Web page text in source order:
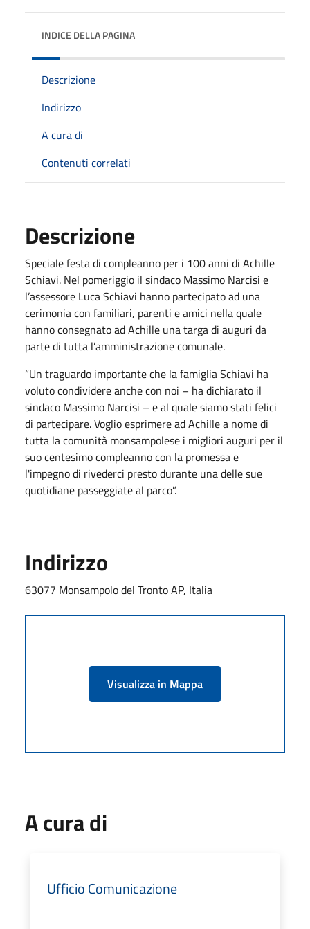
INDICE DELLA PAGINA
Descrizione
Indirizzo
A cura di
Contenuti correlati
Descrizione
Speciale festa di compleanno per i 100 anni di Achille
Schiavi. Nel pomeriggio il sindaco Massimo Narcisi e
l’assessore Luca Schiavi hanno partecipato ad una
cerimonia con familiari, parenti e amici nella quale
hanno consegnato ad Achille una targa di auguri da
parte di tutta l’amministrazione comunale.
“Un traguardo importante che la famiglia Schiavi ha
voluto condividere anche con noi – ha dichiarato il
sindaco Massimo Narcisi – e al quale siamo stati felici
di partecipare. Voglio esprimere ad Achille a nome di
tutta la comunità monsampolese i migliori auguri per il
suo centesimo compleanno con la promessa e
l'impegno di rivederci presto durante una delle sue
quotidiane passeggiate al parco”.
Indirizzo
63077 Monsampolo del Tronto AP, Italia
Visualizza in Mappa
A cura di
Ufficio Comunicazione